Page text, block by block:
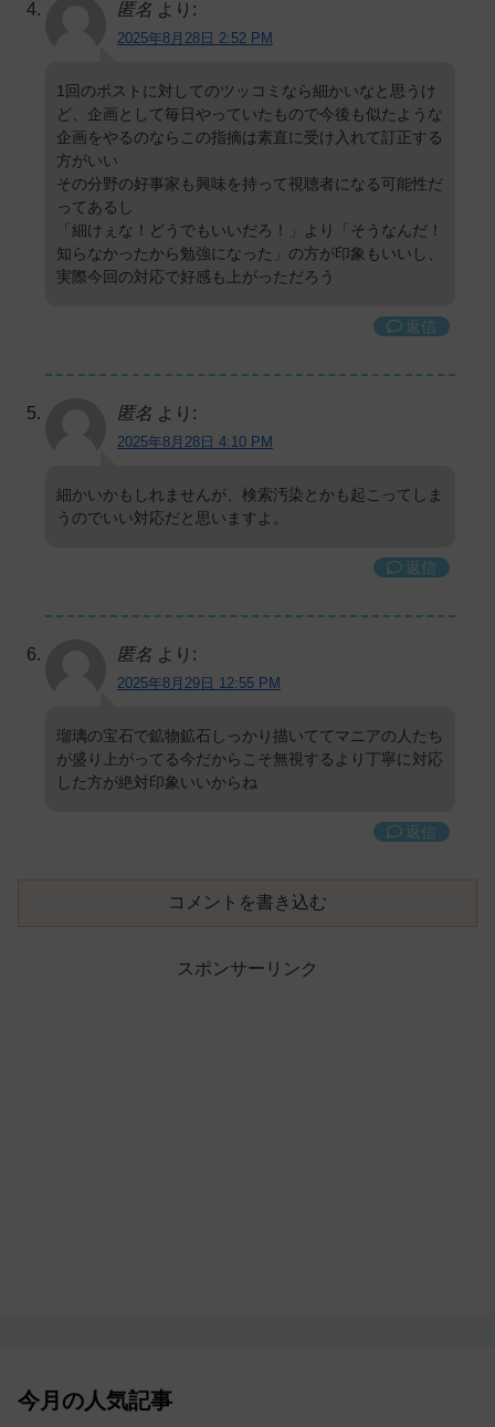
匿名 より:
2025年8月28日 2:52 PM
1回のポストに対してのツッコミなら細かいなと思うけ
ど、企画として毎日やっていたもので今後も似たような
企画をやるのならこの指摘は素直に受け入れて訂正する
方がいい
その分野の好事家も興味を持って視聴者になる可能性だ
ってあるし
「細けぇな！どうでもいいだろ！」より「そうなんだ！
知らなかったから勉強になった」の方が印象もいいし、
実際今回の対応で好感も上がっただろう
返信
匿名 より:
2025年8月28日 4:10 PM
細かいかもしれませんが、検索汚染とかも起こってしま
うのでいい対応だと思いますよ。
返信
匿名 より:
2025年8月29日 12:55 PM
瑠璃の宝石で鉱物鉱石しっかり描いててマニアの人たち
が盛り上がってる今だからこそ無視するより丁寧に対応
した方が絶対印象いいからね
返信
コメントを書き込む
スポンサーリンク
今月の人気記事